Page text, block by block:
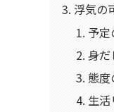
浮気の
予
身だ
態度
生活